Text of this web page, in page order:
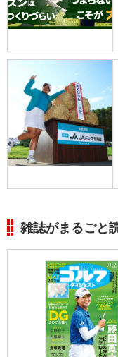
雑誌がまるごと